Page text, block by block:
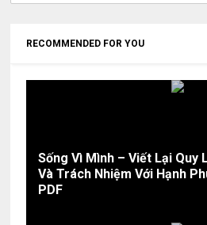
RECOMMENDED FOR YOU
Sống Vì Mình – Viết Lại Quy
Và Trách Nhiệm Với Hạnh
PDF